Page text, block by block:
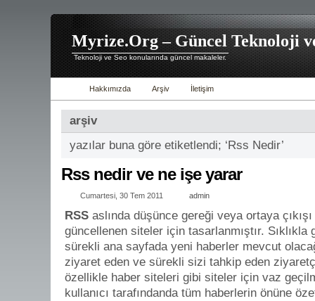
Myrize.Org – Güncel Teknoloji
Teknoloji ve Seo konularında güncel makaleler.
Hakkımızda Arşiv İletişim
arşiv
yazılar buna göre etiketlendi; ‘Rss Nedir’
Rss nedir ve ne işe yarar
Cumartesi, 30 Tem 2011 admin
RSS aslında düşünce gereği veya ortaya
güncellenen siteler için tasarlanmıştır. Sıklıkla
sürekli ana sayfada yeni haberler mevcut
ziyaret eden ve sürekli sizi tahkip eden
özellikle haber siteleri gibi siteler için vaz
kullanıcı tarafındanda tüm haberlerin önüne